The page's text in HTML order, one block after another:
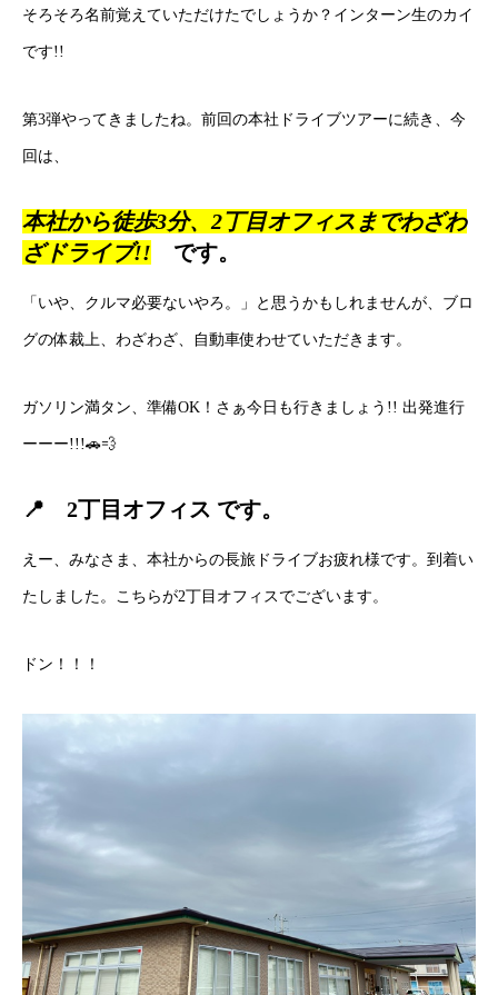
そろそろ名前覚えていただけたでしょうか？インターン生のカイ
です!!
第3弾やってきましたね。前回の本社ドライブツアーに続き、今
回は、
本社から徒歩3分、2丁目オフィスまでわざわ
ざドライブ!! です。
「いや、クルマ必要ないやろ。」と思うかもしれませんが、ブロ
グの体裁上、わざわざ、自動車使わせていただきます。
ガソリン満タン、準備OK！さぁ今日も行きましょう!! 出発進行
ーーー!!!🚗💨
📍 2丁目オフィス です。
えー、みなさま、本社からの長旅ドライブお疲れ様です。到着い
たしました。こちらが2丁目オフィスでございます。
ドン！！！